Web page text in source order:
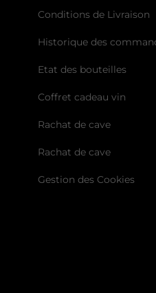
Conditions de Livraison
Historique des
Etat des bouteilles
Coffret cadeau vin
Rachat de cave
Rachat de cave
Gestion des Cookies